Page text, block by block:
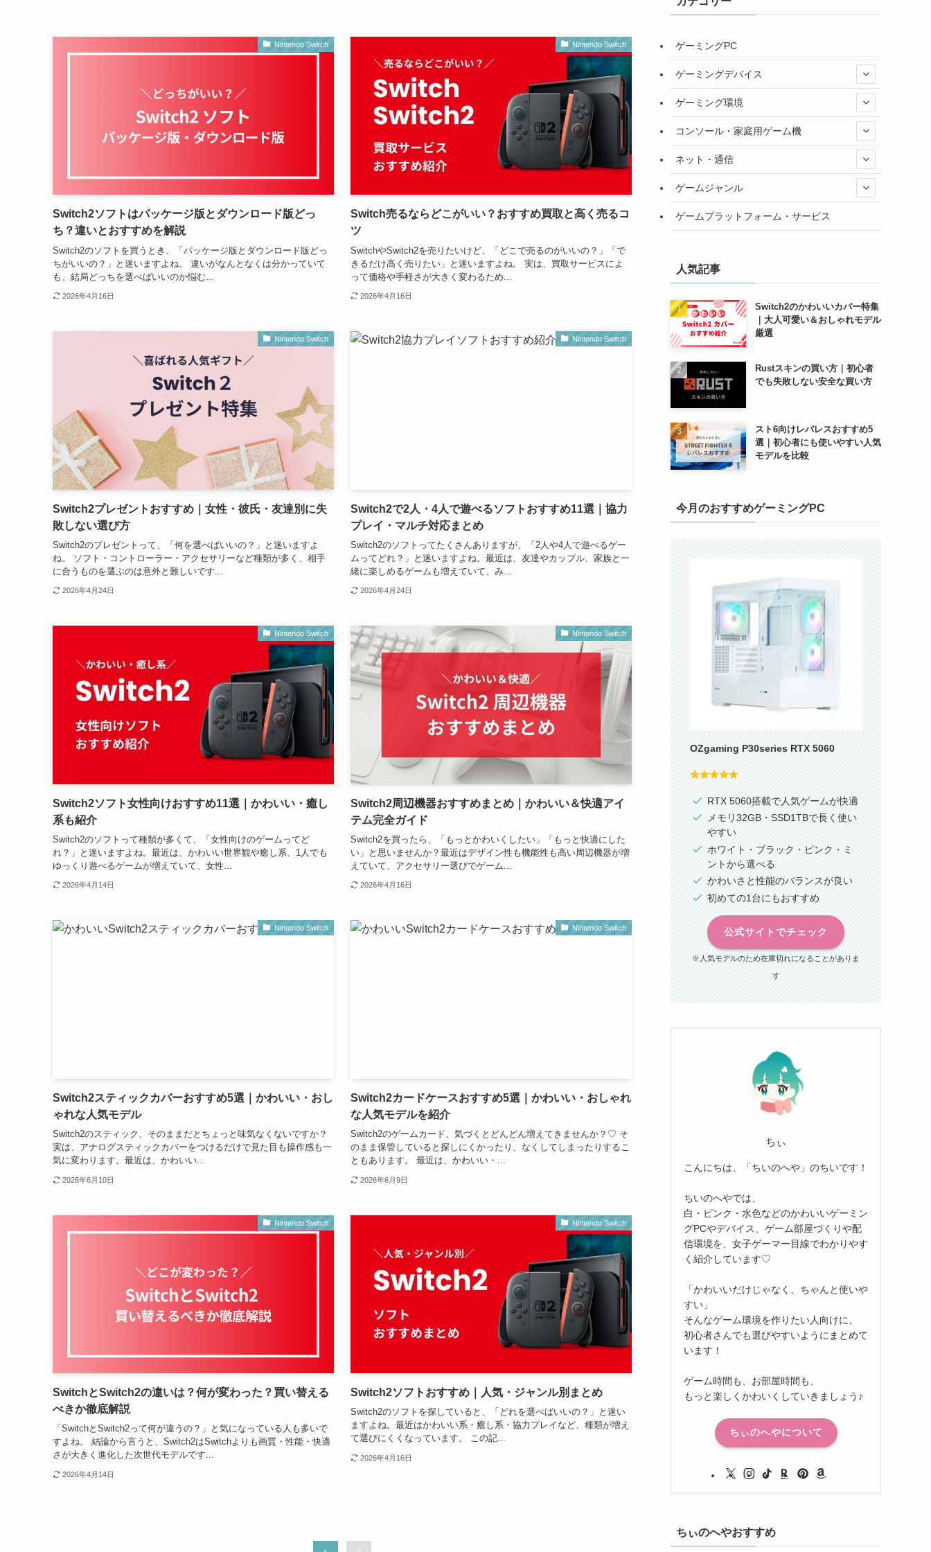
Nintendo Switch
Switch2ソフトはパッケージ版とダウンロード版どっ
ち？違いとおすすめを解説
Switch2のソフトを買うとき、「パッケージ版とダウンロード版どっ
ちがいいの？」と迷いますよね。 違いがなんとなくは分かっていて
も、結局どっちを選べばいいのか悩む...
2026年4月16日
Nintendo Switch
Switch売るならどこがいい？おすすめ買取と高く売るコ
ツ
SwitchやSwitch2を売りたいけど、「どこで売るのがいいの？」「で
きるだけ高く売りたい」と迷いますよね。 実は、買取サービスによ
って価格や手軽さが大きく変わるため...
2026年4月16日
Nintendo Switch
Switch2プレゼントおすすめ｜女性・彼氏・友達別に失
敗しない選び方
Switch2のプレゼントって、「何を選べばいいの？」と迷いますよ
ね。 ソフト・コントローラー・アクセサリーなど種類が多く、相手
に合うものを選ぶのは意外と難しいです...
2026年4月24日
Nintendo Switch
Switch2で2人・4人で遊べるソフトおすすめ11選｜協力
プレイ・マルチ対応まとめ
Switch2のソフトってたくさんありますが、「2人や4人で遊べるゲー
ムってどれ？」と迷いますよね。最近は、友達やカップル、家族と一
緒に楽しめるゲームも増えていて、み...
2026年4月24日
Nintendo Switch
Switch2ソフト女性向けおすすめ11選｜かわいい・癒し
系も紹介
Switch2のソフトって種類が多くて、「女性向けのゲームってど
れ？」と迷いますよね。最近は、かわいい世界観や癒し系、1人でも
ゆっくり遊べるゲームが増えていて、女性...
2026年4月14日
Nintendo Switch
Switch2周辺機器おすすめまとめ｜かわいい＆快適アイ
テム完全ガイド
Switch2を買ったら、「もっとかわいくしたい」「もっと快適にした
い」と思いませんか？最近はデザイン性も機能性も高い周辺機器が増
えていて、アクセサリー選びでゲーム...
2026年4月16日
Nintendo Switch
Switch2スティックカバーおすすめ5選｜かわいい・おし
ゃれな人気モデル
Switch2のスティック、そのままだとちょっと味気なくないですか？
実は、アナログスティックカバーをつけるだけで見た目も操作感も一
気に変わります。最近は、かわいい...
2026年6月10日
Nintendo Switch
Switch2カードケースおすすめ5選｜かわいい・おしゃれ
な人気モデルを紹介
Switch2のゲームカード、気づくとどんどん増えてきませんか？♡ そ
のまま保管していると探しにくかったり、なくしてしまったりするこ
ともあります。 最近は、かわいい・...
2026年6月9日
Nintendo Switch
SwitchとSwitch2の違いは？何が変わった？買い替える
べきか徹底解説
「SwitchとSwitch2って何が違うの？」と気になっている人も多いで
すよね。 結論から言うと、Switch2はSwitchよりも画質・性能・快適
さが大きく進化した次世代モデルです...
2026年4月14日
Nintendo Switch
Switch2ソフトおすすめ｜人気・ジャンル別まとめ
Switch2のソフトを探していると、「どれを選べばいいの？」と迷い
ますよね。最近はかわいい系・癒し系・協力プレイなど、種類が増え
て選びにくくなっています。 この記...
2026年4月16日
ゲーミングPC
ゲーミングデバイス
ゲーミング環境
コンソール・家庭用ゲーム機
ネット・通信
ゲームジャンル
ゲームプラットフォーム・サービス
人気記事
Switch2のかわいいカバー特集
｜大人可愛い＆おしゃれモデル
厳選
Rustスキンの買い方｜初心者
でも失敗しない安全な買い方
スト6向けレバレスおすすめ5
選｜初心者にも使いやすい人気
モデルを比較
今月のおすすめゲーミングPC
OZgaming P30series RTX 5060
RTX 5060搭載で人気ゲームが快適
メモリ32GB・SSD1TBで長く使い
やすい
ホワイト・ブラック・ピンク・ミ
ントから選べる
かわいさと性能のバランスが良い
初めての1台にもおすすめ
公式サイトでチェック
※人気モデルのため在庫切れになることがありま
す
ちぃ
こんにちは、「ちいのへや」のちいです！
ちいのへやでは、
白・ピンク・水色などのかわいいゲーミン
グPCやデバイス、ゲーム部屋づくりや配
信環境を、女子ゲーマー目線でわかりやす
く紹介しています♡
「かわいいだけじゃなく、ちゃんと使いや
すい」
そんなゲーム環境を作りたい人向けに、
初心者さんでも選びやすいようにまとめて
います！
ゲーム時間も、お部屋時間も、
もっと楽しくかわいくしていきましょう♪
ちぃのへやについて
ちぃのへやおすすめ